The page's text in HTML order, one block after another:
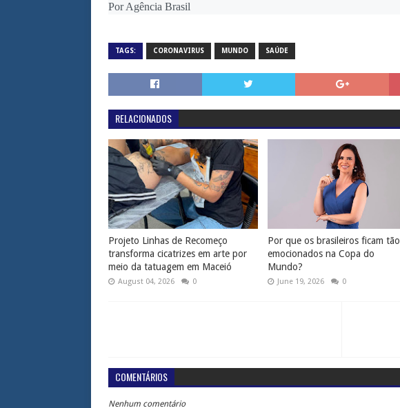
Por Agência Brasil
TAGS: CORONAVIRUS MUNDO SAÚDE
RELACIONADOS
Projeto Linhas de Recomeço
transforma cicatrizes em arte por
meio da tatuagem em Maceió
August 04, 2026 0
Por que os brasileiros ficam tão
emocionados na Copa do
Mundo?
June 19, 2026 0
COMENTÁRIOS
Nenhum comentário